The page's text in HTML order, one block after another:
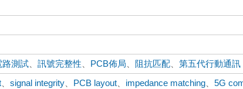
路測試 、訊號完整性 PCB佈局 阻抗匹配 、第五代行動通訊
、signal integrity PCB layout impedance matching 、5G